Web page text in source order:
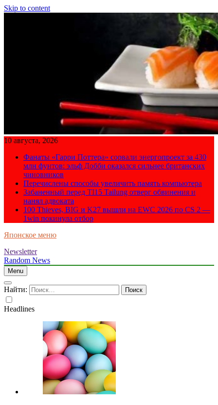
Skip to content
10 августа, 2026
Фанаты «Гарри Поттера» сорвали энергопроект за 430
млн фунтов: эльф Добби оказался сильнее британских
чиновников
Перечислены способы увеличить память компьютера
Забаненный перед TI15 Tailung отверг обвинения и
нанял адвоката
100 Thieves, BIG и K27 вышли на EWC 2026 по CS 2 —
1win покинула отбор
Японское меню
Newsletter
Random News
Menu
Найти:
Headlines